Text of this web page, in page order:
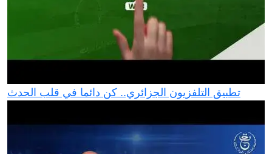
تطبيق التلفزيون الجزائري.. كن دائما في قلب الحدث